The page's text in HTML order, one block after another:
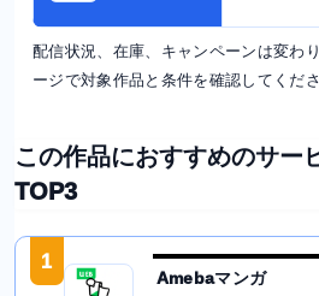
配信状況、在庫、キャンペーンは変わ
ージで対象作品と条件を確認してくださ
この作品におすすめのサー
TOP3
1
Amebaマンガ